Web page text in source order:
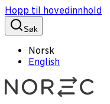
Hopp til hovedinnhold
Søk
Norsk
English